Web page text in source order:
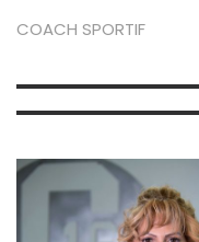
COACH SPORTIF